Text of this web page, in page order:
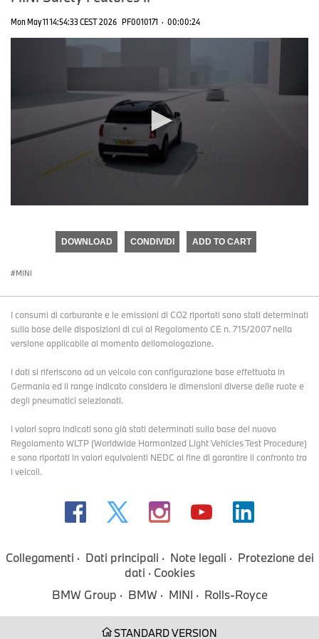
Mon May 11 14:54:33 CEST 2026 PF0010171 · 00:00:24
DOWNLOAD CONDIVIDI ADD TO CART
MINI
I consumi di carburante e le emissioni di CO2 riportati sono stati determinati
sulla base delle disposizioni di cui al Regolamento CE n. 715/2007 nella
versione applicabile al momento dellomologazione.
I dati si riferiscono ad un veicolo con configurazione base effettuata in
Germania ed il range indicato considera le dimensioni diverse delle ruote e
degli pneumatici selezionati.
I valori sopra indicati sono già stati determinati sulla base del nuovo
Regolamento WLTP (Worldwide Harmonized Light Vehicles Test Procedure)
e sono riportati in valori equivalenti NEDC al fine di garantire il confronto tra
i veicoli.
Collegamenti Dati principali Note legali
Protezione dei
dati
Cookies
BMW Group
BMW MINI Rolls-Royce
STANDARD VERSION